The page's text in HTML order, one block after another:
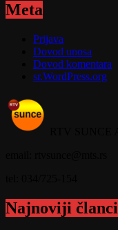
Meta
Prijava
Dovod unosa
Dovod komentara
sr.WordPress.org
Najnoviji članci